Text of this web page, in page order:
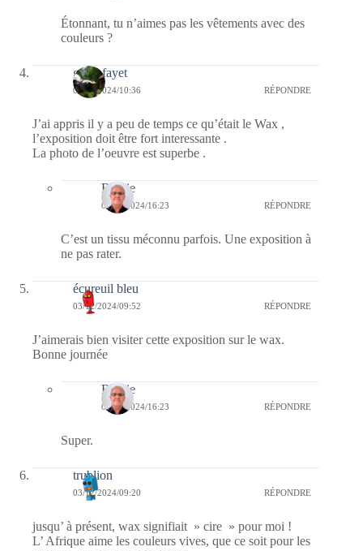
Étonnant, tu n’aimes pas les vêtements avec des
couleurs ?
giselefayet
03/12/2024/10:36 RÉPONDRE
J’ai appris il y a peu de temps ce qu’était le Wax ,
l’exposition doit être fort interessante .
La photo de l’oeuvre est superbe .
Bernie
04/12/2024/16:23 RÉPONDRE
C’est un tissu méconnu parfois. Une exposition à
ne pas rater.
écureuil bleu
03/12/2024/09:52 RÉPONDRE
J’aimerais bien visiter cette exposition sur le wax.
Bonne journée
Bernie
04/12/2024/16:23 RÉPONDRE
Super.
trublion
03/12/2024/09:20 RÉPONDRE
jusqu’ à présent, wax signifiait » cire » pour moi !
L’ Afrique aime les couleurs vives, que ce soit pour les